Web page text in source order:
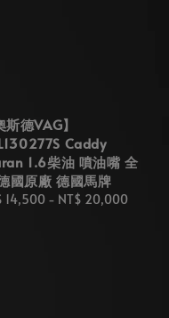
斯德VAG】
Caddy
1.6柴油 噴油嘴 全
國原廠 德國馬牌
14,500 - NT$ 20,000